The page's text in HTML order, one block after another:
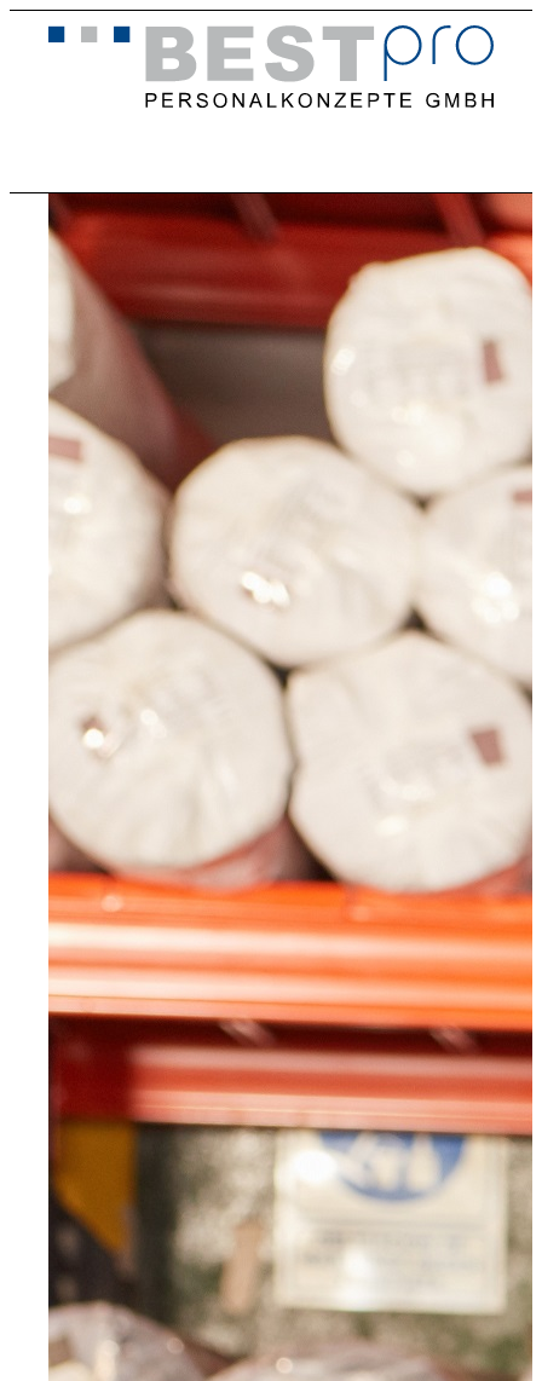
Home
Stellenangebote
Wuppertal, Solingen, Remscheid, Düsseldorf
Haan
Radevormwald